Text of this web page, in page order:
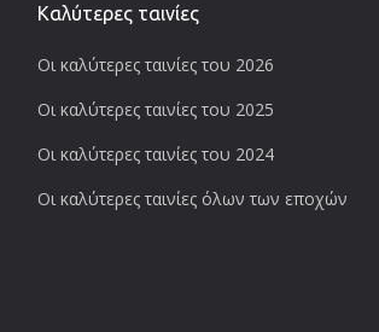
Καλύτερες ταινίες
Οι καλύτερες ταινίες του 2026
Οι καλύτερες ταινίες του 2025
Οι καλύτερες ταινίες του 2024
Οι καλύτερες ταινίες όλων των εποχών